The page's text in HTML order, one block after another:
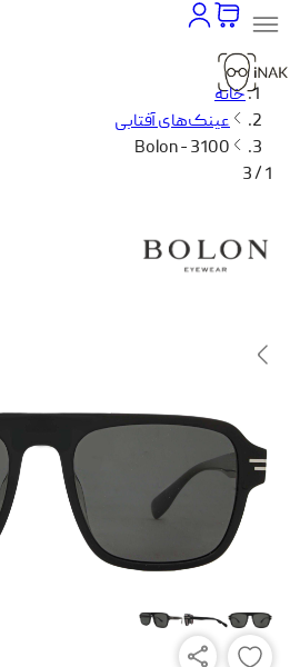
خانه
عینک‌های آفتابی
Bolon - 3100
1 / 3